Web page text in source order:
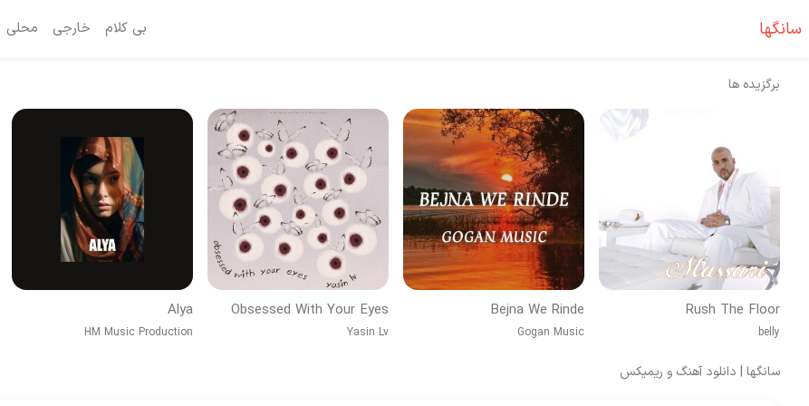
سانگها بی کلام خارجی محلی
برگزیده ها
Rush The Floor
belly
Bejna We Rinde
Gogan Music
Obsessed With Your Eyes
Yasin Lv
Alya
HM Music Production
سانگها | دانلود آهنگ و ریمیکس